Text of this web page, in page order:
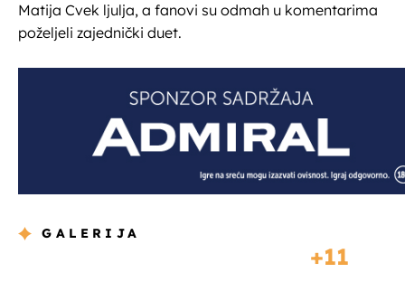
Matija Cvek ljulja, a fanovi su odmah u komentarima
poželjeli zajednički duet.
GALERIJA
11